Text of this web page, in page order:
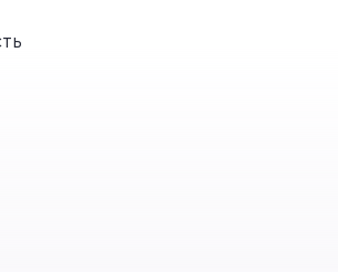
и которые
сказку, мы
нелепо, и над
самолюбивых людей,
сделать шаг